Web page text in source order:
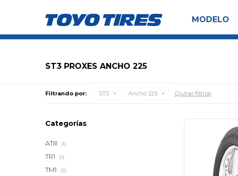
MODELO
ST3 PROXES ANCHO 225
Filtrando por: ST3 Ancho: 225 Quitar filtros
Categorías
ATIII (1)
TR1 (5)
TM1 (2)